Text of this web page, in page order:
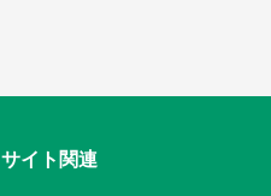
サイト関連